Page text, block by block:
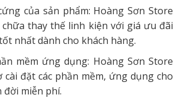
của sản phẩm: Hoàng Sơn Store
thay thế linh kiện với giá ưu đãi
nhất dành cho khách hàng.
mềm ứng dụng: Hoàng Sơn Store
đặt các phần mềm, ứng dụng cho
miễn phí.